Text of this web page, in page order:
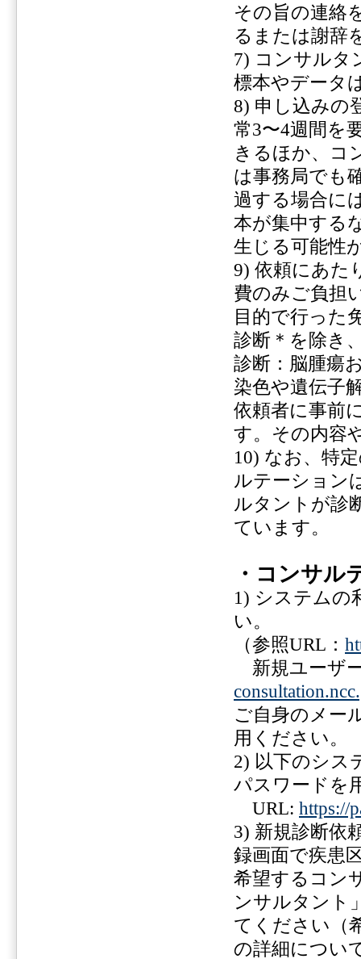
その旨の連絡
るまたは謝辞
7) コンサルタ
標本やデータ
8) 申し込みの
常3〜4週間を
きるほか、コ
は事務局でも
過する場合に
本が集中する
生じる可能性
9) 依頼にあた
費のみご負担
目的で行った
診断＊を除き
診断：脳腫瘍
染色や遺伝子
依頼者に事前
す。その内容
10) なお、特
ルテーション
ルタントが診
ています。
・コンサル
1) システムの
い。
（参照URL：
新規ユーザ
ご自身のメー
用ください。
2) 以下のシス
パスワードを
URL: https://
3) 新規診断依
録画面で疾患
希望するコン
ンサルタント
てください（
の詳細につい